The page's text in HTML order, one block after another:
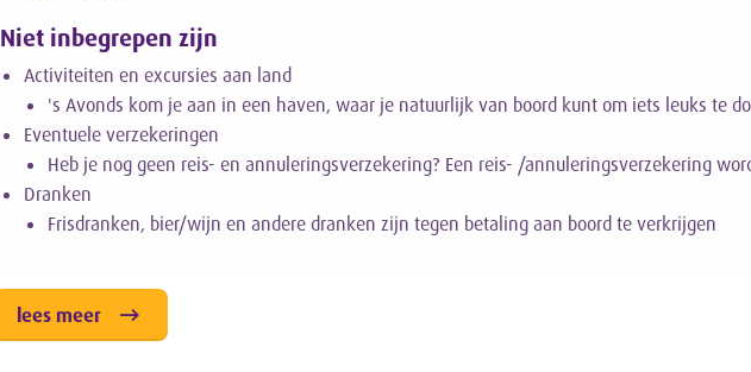
Niet inbegrepen zijn
Activiteiten en excursies aan land
's Avonds kom je aan in een haven, waar je natuurlijk van boord kunt om iets leuks te
Eventuele verzekeringen
Heb je nog geen reis- en annuleringsverzekering? Een reis- /annuleringsverzekering
Dranken
Frisdranken, bier/wijn en andere dranken zijn tegen betaling aan boord te verkrijgen
lees meer